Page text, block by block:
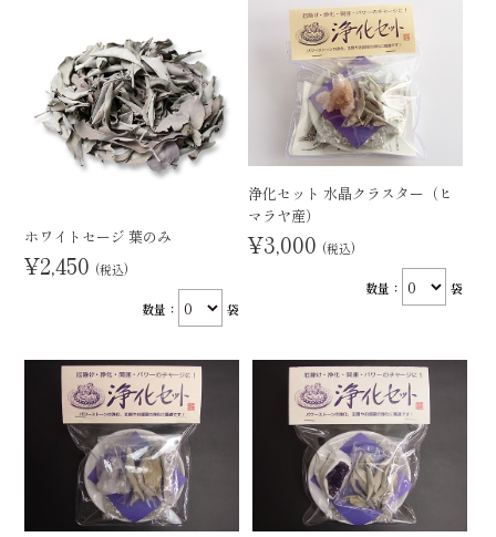
ホワイトセージ 葉のみ
¥2,450 (税込)
数量： 袋
浄化セット 水晶クラスター（ヒ
マラヤ産）
¥3,000 (税込)
数量： 袋